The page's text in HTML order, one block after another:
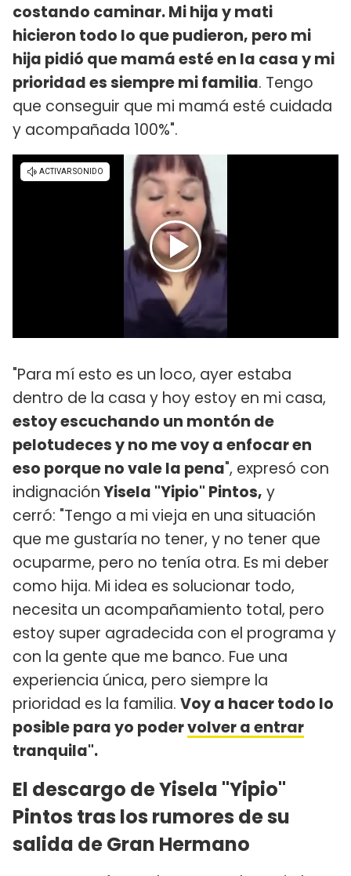
costando caminar. Mi hija y mati
hicieron todo lo que pudieron, pero mi
hija pidió que mamá esté en la casa y mi
prioridad es siempre mi familia. Tengo
que conseguir que mi mamá esté cuidada
y acompañada 100%".
"Para mí esto es un loco, ayer estaba
dentro de la casa y hoy estoy en mi casa,
estoy escuchando un montón de
pelotudeces y no me voy a enfocar en
eso porque no vale la pena", expresó con
indignaciónYisela "Yipio" Pintos, y
cerró: "Tengo a mi vieja en una situación
que me gustaría no tener, y no tener que
ocuparme, pero no tenía otra. Es mi deber
como hija. Mi idea es solucionar todo,
necesita un acompañamiento total, pero
estoy super agradecida con el programa y
con la gente que me banco. Fue una
experiencia única, pero siempre la
prioridad es la familia. Voy a hacer todo lo
posible para yo podervolver a entrar
tranquila".
El descargo de Yisela "Yipio"
Pintos tras los rumores de su
salida de Gran Hermano